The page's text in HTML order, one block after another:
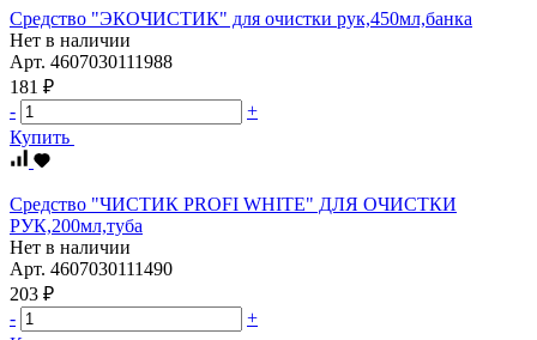
Средство "ЭКОЧИСТИК" для очистки рук,450мл,банка
Нет в наличии
Арт. 4607030111988
181 ₽
-
+
Купить
Средство "ЧИСТИК PROFI WHITE" ДЛЯ ОЧИСТКИ
РУК,200мл,туба
Нет в наличии
Арт. 4607030111490
203 ₽
-
+